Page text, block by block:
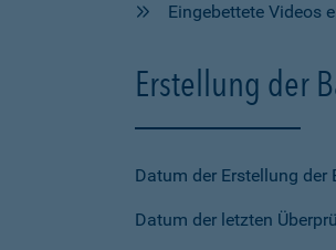
Eingebettete Videos
Erstellung der
Datum der Erstellung
Datum der letzten